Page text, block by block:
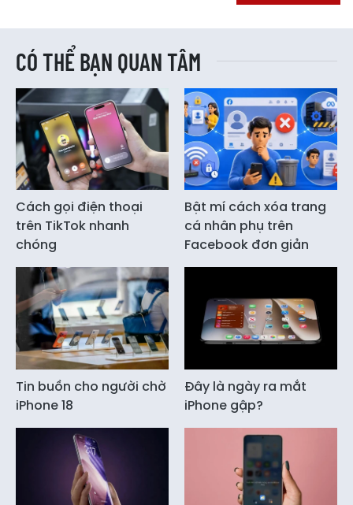
CÓ THỂ BẠN QUAN TÂM
Cách gọi điện thoại
trên TikTok nhanh
chóng
Bật mí cách xóa trang
cá nhân phụ trên
Facebook đơn giản
Tin buồn cho người chờ
iPhone 18
Đây là ngày ra mắt
iPhone gập?